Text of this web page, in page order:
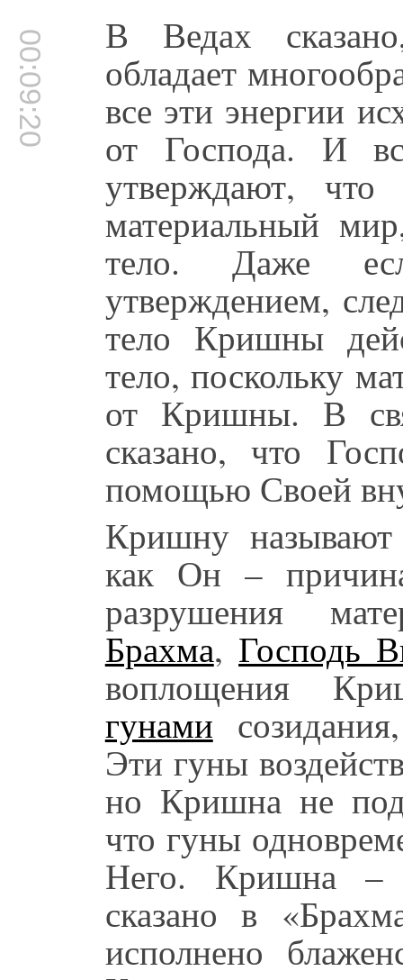
00:09:20 В Ведах
обладает
все эти энергии
от Господа. И
утверждают,
материальный
тело. Даже
утверждением,
тело Кришны
тело, поскольку
от Кришны. В
сказано, что
помощью Своей
Кришну
как Он –
разрушения
Брахма, Господь
воплощения
гунами
Эти гуны
но Кришна не
что гуны
Него. Кришна –
сказано в
исполнено